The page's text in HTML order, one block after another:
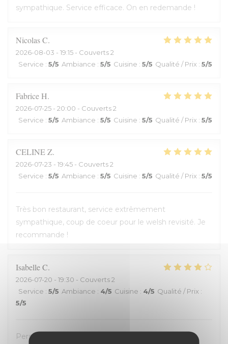
sympathique. Service efficace. On en redemande !
NicolasC
2026-08-03 - 19:15 - Couverts 2
Service : 5/5 Ambiance : 5/5 Cuisine : 5/5 Qualité / Prix : 5/5
FabriceH
2026-07-25 - 20:00 - Couverts 2
Service : 5/5 Ambiance : 5/5 Cuisine : 5/5 Qualité / Prix : 5/5
CELINEZ
2026-07-23 - 19:45 - Couverts 2
Service : 5/5 Ambiance : 5/5 Cuisine : 5/5 Qualité / Prix : 5/5
Très bon restaurant, service extrêmement
sympathique, coup de coeur pour le welsh revisité. Je
recommande !
IsabelleC
2026-07-20 - 19:30 - Couverts 2
Service : 5/5 Ambiance : 4/5 Cuisine : 4/5 Qualité / Prix :
5/5
Personnel très accueillant, très bons plats, carte